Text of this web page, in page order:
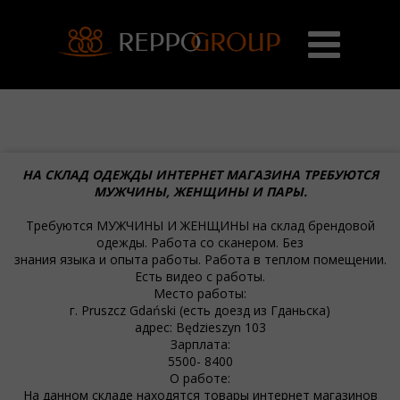
НА СКЛАД ОДЕЖДЫ ИНТЕРНЕТ МАГАЗИНА ТРЕБУЮТСЯ
МУЖЧИНЫ, ЖЕНЩИНЫ И ПАРЫ.
Требуются МУЖЧИНЫ И ЖЕНЩИНЫ на склад брендовой
одежды. Работа со сканером. Без
знания языка и опыта работы. Работа в теплом помещении.
Есть видео с работы.
Место работы:
г. Pruszcz Gdański (есть доезд из Гданьска)
адрес: Będzieszyn 103
Зарплата:
5500- 8400
О работе:
На данном складе находятся товары интернет магазинов